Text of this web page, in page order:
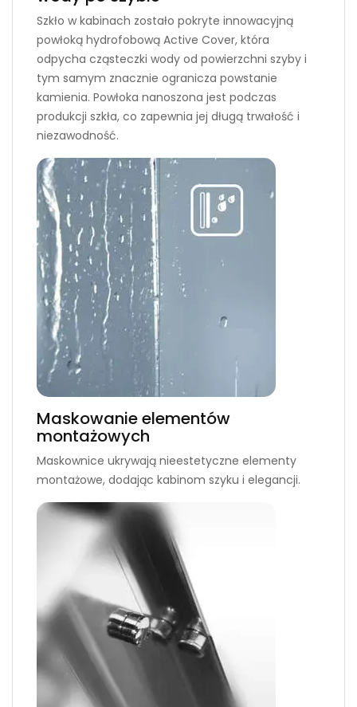
Szkło w kabinach zostało pokryte innowacyjną
powłoką hydrofobową Active Cover, która
odpycha cząsteczki wody od powierzchni szyby i
tym samym znacznie ogranicza powstanie
kamienia. Powłoka nanoszona jest podczas
produkcji szkła, co zapewnia jej długą trwałość i
niezawodność.
Maskowanie elementów
montażowych
Maskownice ukrywają nieestetyczne elementy
montażowe, dodając kabinom szyku i elegancji.